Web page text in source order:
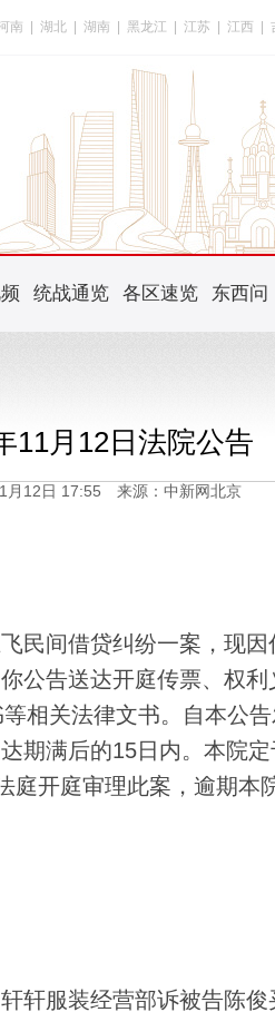
南 湖北 湖南 黑龙江 江苏 江西
统战通览 各区速览 东西问
11月12日法院公告
月12日 17:55 来源：中新网北京
间借贷纠纷一案，现因
公告送达开庭传票、权利
相关法律文书。自本公
期满后的15日内。本院
开庭审理此案，逾期本
服装经营部诉被告陈俊